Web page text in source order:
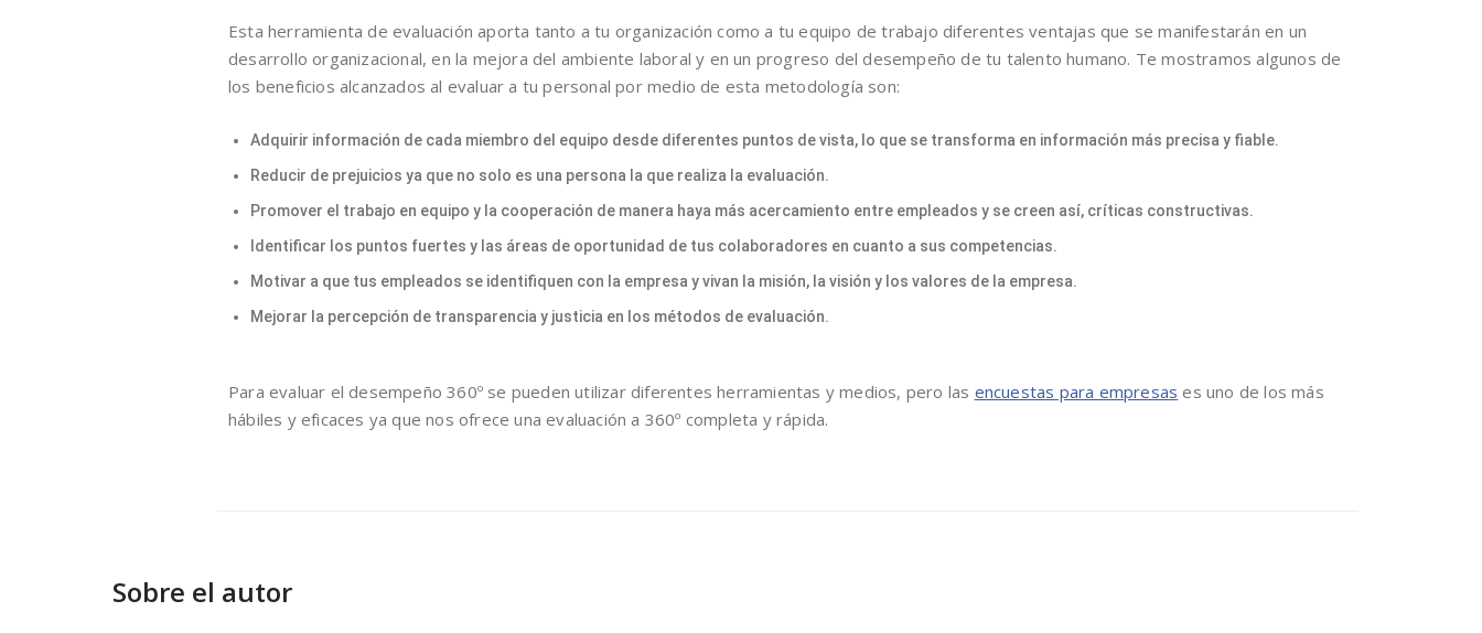
Esta herramienta de evaluación aporta tanto a tu organización como a tu equipo de trabajo diferentes ventajas que se manifestarán en un
desarrollo organizacional, en la mejora del ambiente laboral y en un progreso del desempeño de tu talento humano. Te mostramos algunos de
los beneficios alcanzados al evaluar a tu personal por medio de esta metodología son:
Adquirir información de cada miembro del equipo desde diferentes puntos de vista, lo que se transforma en información más precisa y fiable.
Reducir de prejuicios ya que no solo es una persona la que realiza la evaluación.
Promover el trabajo en equipo y la cooperación de manera haya más acercamiento entre empleados y se creen así, críticas constructivas.
Identificar los puntos fuertes y las áreas de oportunidad de tus colaboradores en cuanto a sus competencias.
Motivar a que tus empleados se identifiquen con la empresa y vivan la misión, la visión y los valores de la empresa.
Mejorar la percepción de transparencia y justicia en los métodos de evaluación.
Para evaluar el desempeño 360º se pueden utilizar diferentes herramientas y medios, pero las encuestas para empresas es uno de los más
hábiles y eficaces ya que nos ofrece una evaluación a 360º completa y rápida.
Sobre el autor